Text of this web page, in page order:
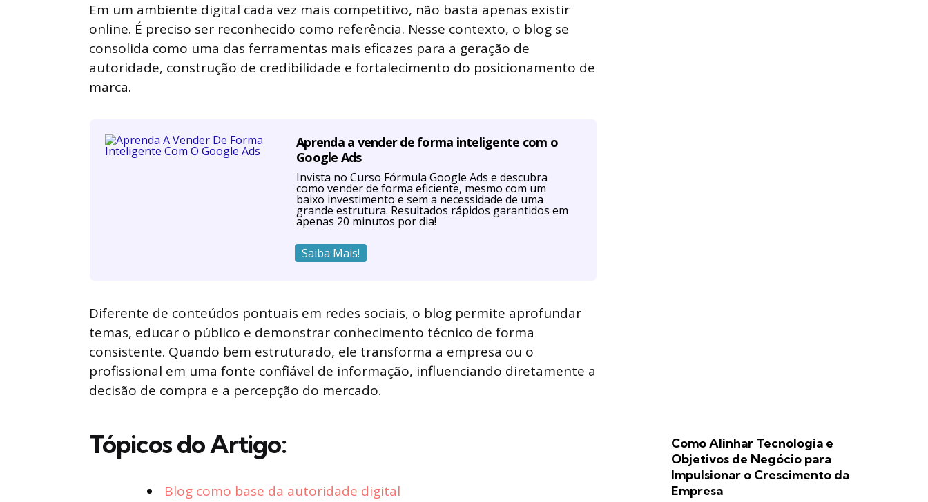
Em um ambiente digital cada vez mais competitivo, não basta apenas existir
online. É preciso ser reconhecido como referência. Nesse contexto, o blog se
consolida como uma das ferramentas mais eficazes para a geração de
autoridade, construção de credibilidade e fortalecimento do posicionamento de
marca.
Aprenda a vender de forma inteligente com o
Google Ads
Invista no Curso Fórmula Google Ads e descubra
como vender de forma eficiente, mesmo com um
baixo investimento e sem a necessidade de uma
grande estrutura. Resultados rápidos garantidos em
apenas 20 minutos por dia!
Saiba Mais!
Diferente de conteúdos pontuais em redes sociais, o blog permite aprofundar
temas, educar o público e demonstrar conhecimento técnico de forma
consistente. Quando bem estruturado, ele transforma a empresa ou o
profissional em uma fonte confiável de informação, influenciando diretamente a
decisão de compra e a percepção do mercado.
Tópicos do Artigo:
Blog como base da autoridade digital
Como Alinhar Tecnologia e
Objetivos de Negócio para
Impulsionar o Crescimento da
Empresa